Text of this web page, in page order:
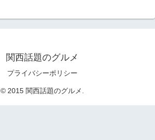
関西話題のグルメ
プライバシーポリシー
© 2015 関西話題のグルメ.